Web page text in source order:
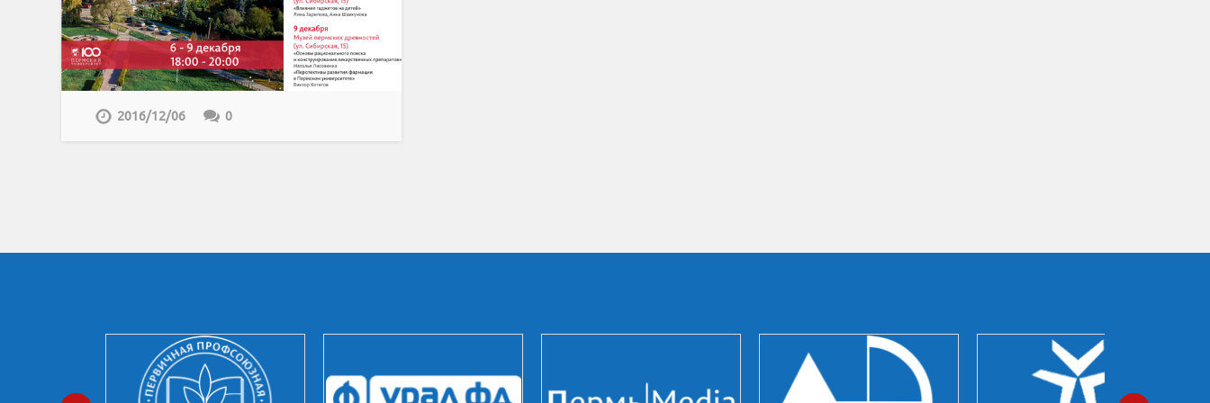
2016/12/06 0